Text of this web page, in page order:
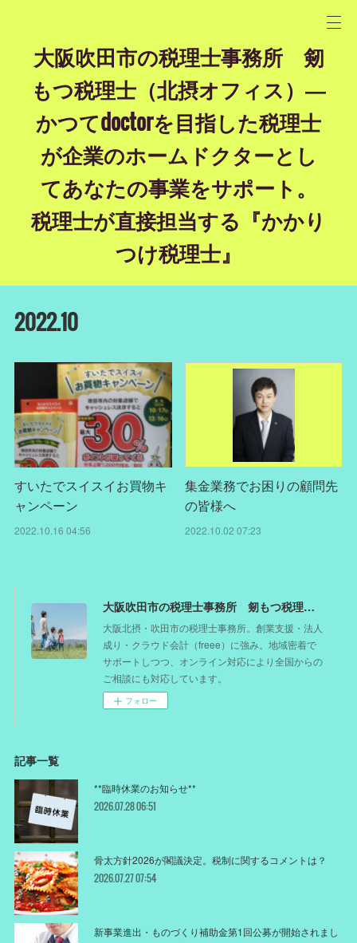
大阪吹田市の税理士事務所 剱
もつ税理士（北摂オフィス）―
かつてdoctorを目指した税理士
が企業のホームドクターとし
てあなたの事業をサポート。
税理士が直接担当する『かかり
つけ税理士』
2022.10
すいたでスイスイお買物キ
ャンペーン
2022.10.16 04:56
集金業務でお困りの顧問先
の皆様へ
2022.10.02 07:23
大阪吹田市の税理士事務所 剱もつ税理士（北摂オフィス）―かつてdoctorを目指した税理士が企業のホームドクターとしてあなたの事業をサポート。税理士が直接担当する『かかりつけ税理士』
大阪北摂・吹田市の税理士事務所。創業支援・法人
成り・クラウド会計（freee）に強み。地域密着で
サポートしつつ、オンライン対応により全国からの
ご相談にも対応しています。
フォロー
記事一覧
**臨時休業のお知らせ**
2026.07.28 06:51
骨太方針2026が閣議決定。税制に関するコメントは？
2026.07.27 07:54
新事業進出・ものづくり補助金第1回公募が開始されまし